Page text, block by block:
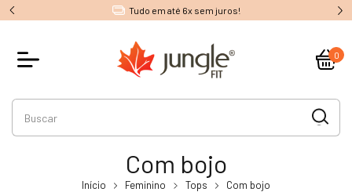
Tudo em até 6x sem juros!
0
Com bojo
Início Feminino Tops Com bojo